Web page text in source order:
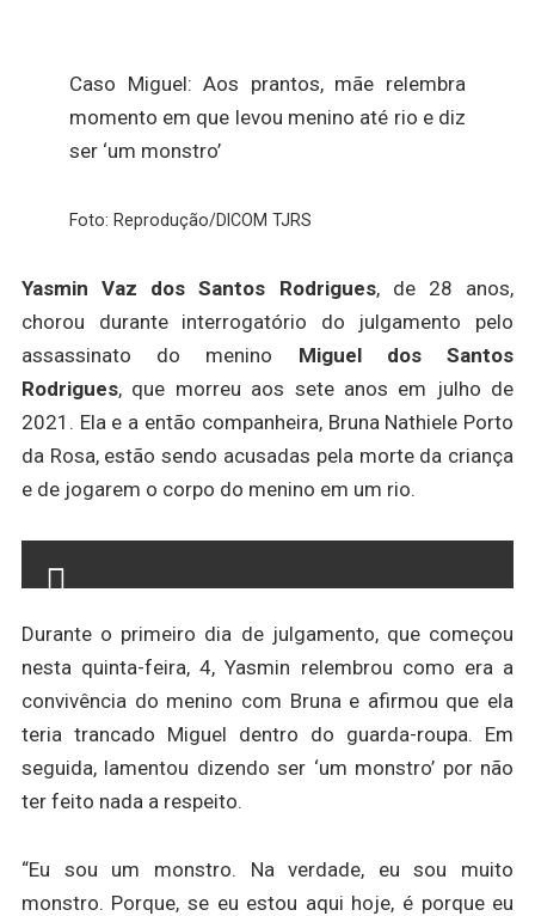
Caso Miguel: Aos prantos, mãe relembra
momento em que levou menino até rio e diz
ser ‘um monstro’
Foto: Reprodução/DICOM TJRS
Yasmin Vaz dos Santos Rodrigues, de 28 anos,
chorou durante interrogatório do julgamento pelo
assassinato do menino Miguel dos Santos
Rodrigues, que morreu aos sete anos em julho de
2021. Ela e a então companheira, Bruna Nathiele Porto
da Rosa, estão sendo acusadas pela morte da criança
e de jogarem o corpo do menino em um rio.
Durante o primeiro dia de julgamento, que começou
nesta quinta-feira, 4, Yasmin relembrou como era a
convivência do menino com Bruna e afirmou que ela
teria trancado Miguel dentro do guarda-roupa. Em
seguida, lamentou dizendo ser ‘um monstro’ por não
ter feito nada a respeito.
“Eu sou um monstro. Na verdade, eu sou muito
monstro. Porque, se eu estou aqui hoje, é porque eu